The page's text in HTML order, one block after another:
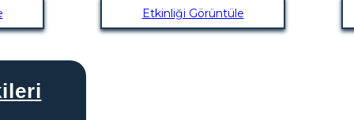
Etkinliği Görüntüle